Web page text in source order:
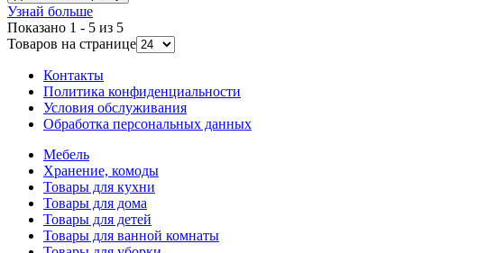
Узнай больше
Показано 1 - 5 из 5
Товаров на странице
Контакты
Политика конфиденциальности
Условия обслуживания
Обработка персональных данных
Мебель
Хранение, комоды
Товары для кухни
Товары для дома
Товары для детей
Товары для ванной комнаты